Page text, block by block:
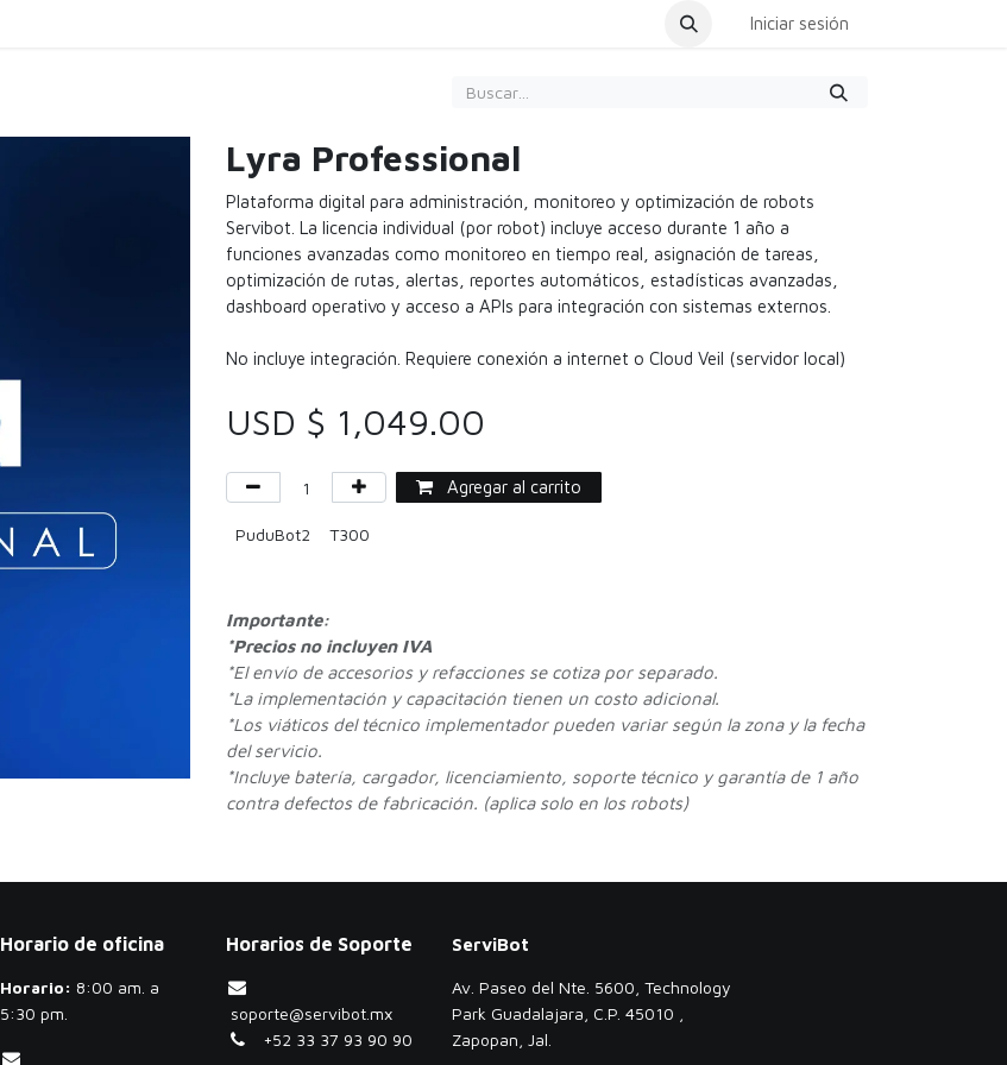
Iniciar sesión
Lyra Professional
Plataforma digital para administración, monitoreo y optimización de robots
Servibot. La licencia individual (por robot) incluye acceso durante 1 año a
funciones avanzadas como monitoreo en tiempo real, asignación de tareas,
optimización de rutas, alertas, reportes automáticos, estadísticas avanzadas,
dashboard operativo y acceso a APIs para integración con sistemas externos.
No incluye integración. Requiere conexión a internet o Cloud Veil (servidor local)
USD $ 1,049.00
Agregar al carrito
PuduBot2 T300
Importante:
*Precios no incluyen IVA
*El envío de accesorios y refacciones se cotiza por separado.
*La implementación y capacitación tienen un costo adicional.
*Los viáticos del técnico implementador pueden variar según la zona y la fecha
del servicio.
*Incluye batería, cargador, licenciamiento, soporte técnico y garantía de 1 año
contra defectos de fabricación. (aplica solo en los robots)
Horario de oficina
Horario: ​8:00 am. a
5:30 pm.
Horarios de Soporte
soporte@servibot.mx
+52 33 37 93 90 90
ServiBot
Av. Paseo del Nte. 5600, Technology
Park Guadalajara, C.P. 45010 ,
Zapopan, Jal.